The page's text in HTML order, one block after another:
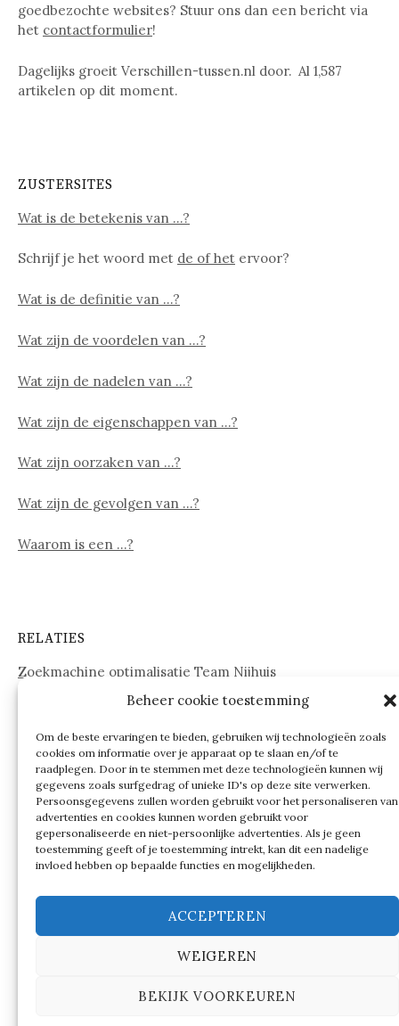
Beheer cookie toestemming
Om de beste ervaringen te bieden, gebruiken wij technologieën zoals
cookies om informatie over je apparaat op te slaan en/of te
raadplegen. Door in te stemmen met deze technologieën kunnen wij
gegevens zoals surfgedrag of unieke ID's op deze site verwerken.
Persoonsgegevens zullen worden gebruikt voor het personaliseren van
advertenties en cookies kunnen worden gebruikt voor
gepersonaliseerde en niet-persoonlijke advertenties. Als je geen
toestemming geeft of je toestemming intrekt, kan dit een nadelige
invloed hebben op bepaalde functies en mogelijkheden.
ACCEPTEREN
WEIGEREN
BEKIJK VOORKEUREN
goedbezochte websites? Stuur ons dan een bericht via
het contactformulier!
Dagelijks groeit Verschillen-tussen.nl door. Al 1,587
artikelen op dit moment.
ZUSTERSITES
Wat is de betekenis van …?
Schrijf je het woord met de of het ervoor?
Wat is de definitie van …?
Wat zijn de voordelen van …?
Wat zijn de nadelen van …?
Wat zijn de eigenschappen van …?
Wat zijn oorzaken van …?
Wat zijn de gevolgen van …?
Waarom is een …?
RELATIES
Zoekmachine optimalisatie Team Nijhuis
Ondersteund doorWordPress |Thema:Graphy